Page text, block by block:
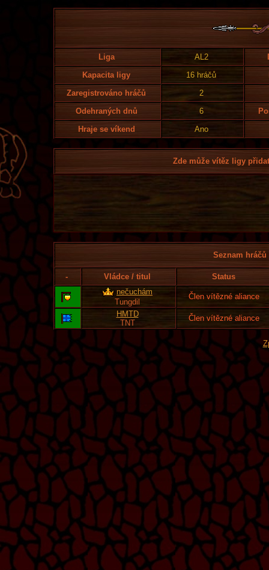
Liga AL2
Kapacita ligy
16 hráčů
Zaregistrováno hráčů
2
Odehraných dnů
6
Hraje se víkend
Ano
Zde může vítěz ligy
Seznam
- Vládce / titul
Status
nečuchám
Tungdil
Člen vítězné aliance
HMTD
TNT
Člen vítězné aliance